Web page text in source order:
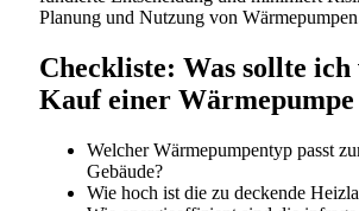
Planung und Nutzung von
Checkliste: Was sollte ich
Kauf einer Wärmepumpe
Welcher Wärmepumpentyp passt
Gebäude?
Wie hoch ist die zu deckende